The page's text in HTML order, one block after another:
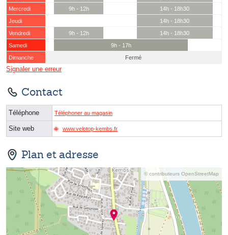
Mercredi
9h - 12h
14h - 18h30
Jeudi
14h - 18h30
Vendredi
9h - 12h
14h - 18h30
Samedi
9h - 17h
Dimanche
Fermé
Signaler une erreur
Contact
Téléphone Téléphoner au magasin
Site web www.velotop-kembs.fr
Plan et adresse
© contributeurs OpenStreetMap